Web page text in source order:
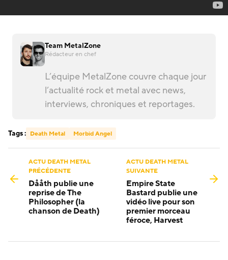
Team MetalZone
Rédacteur en chef
L’équipe MetalZone couvre chaque jour
l’actualité rock et metal avec news,
interviews, chroniques et reportages.
Tags : Death Metal Morbid Angel
ACTU DEATH METAL
PRÉCÉDENTE
Dååth publie une
reprise de The
Philosopher (la
chanson de Death)
ACTU DEATH METAL
SUIVANTE
Empire State
Bastard publie une
vidéo live pour son
premier morceau
féroce, Harvest